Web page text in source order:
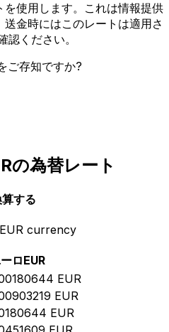
使用します。これは情報提供
金時にはこのレートは適用さ
認ください。
ご存知ですか?
の為替レート
する
currency
ロEUR
EUR
EUR
EUR